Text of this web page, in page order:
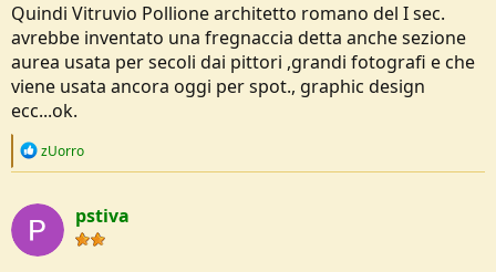
Quindi Vitruvio Pollione architetto romano del I sec.
avrebbe inventato una fregnaccia detta anche sezione
aurea usata per secoli dai pittori ,grandi fotografi e che
viene usata ancora oggi per spot., graphic design
ecc...ok.
R
e
c
t
i
o
zUorro
pstiva